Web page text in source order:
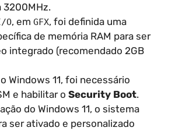
3200MHz.
O, em GFX, foi definida uma
de memória RAM para ser
integrado (recomendado 2GB
Windows 11, foi necessário
e habilitar o Security Boot.
do Windows 11, o sistema
ser ativado e personalizado